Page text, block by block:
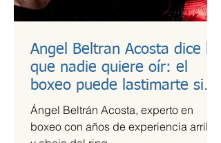
Angel Beltran Acosta dice lo
que nadie quiere oír: el
boxeo puede lastimarte si
no te cuidas
Ángel Beltrán Acosta, experto en
boxeo con años de experiencia arriba